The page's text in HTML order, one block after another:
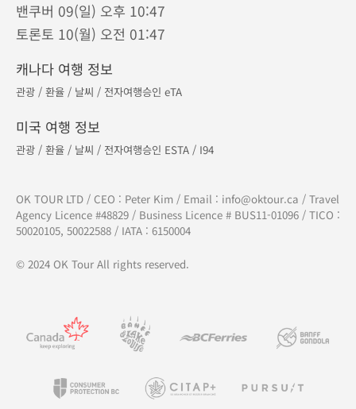
밴쿠버 09(일) 오후 10:47
토론토 10(월) 오전 01:47
캐나다 여행 정보
관광 / 환율 / 날씨 / 전자여행승인 eTA
미국 여행 정보
관광 / 환율 / 날씨 / 전자여행승인 ESTA / I94
OK TOUR LTD / CEO : Peter Kim / Email : info@oktour.ca / Travel
Agency Licence #48829 / Business Licence # BUS11-01096 / TICO :
50020105, 50022588 / IATA : 6150004
© 2024 OK Tour All rights reserved.